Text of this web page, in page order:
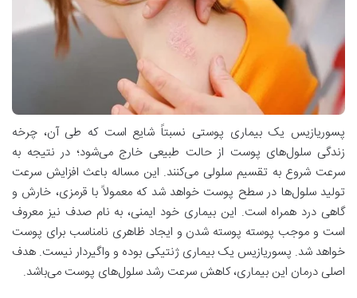
پسوریازیس یک بیماری پوستی نسبتاً شایع است که طی آن، چرخه
زندگی سلول‌های پوست از حالت طبیعی خارج می‌شود؛ در نتیجه به
سرعت شروع به تقسیم سلولی می‌کنند. این مساله باعث افزایش سرعت
تولید سلول‌ها در سطح پوست خواهد شد که معمولاً با قرمزی، خارش و
گاهی درد همراه است. این بیماری خود ایمنی، به نام صدف نیز معروف
است و موجب پوسته پوسته شدن و ایجاد ظاهری نامناسب برای پوست
خواهد شد. پسوریازیس یک بیماری ژنتیکی بوده و واگیردار نیست. هدف
اصلی درمان این بیماری، کاهش سرعت رشد سلول‌های پوست می‌باشد.